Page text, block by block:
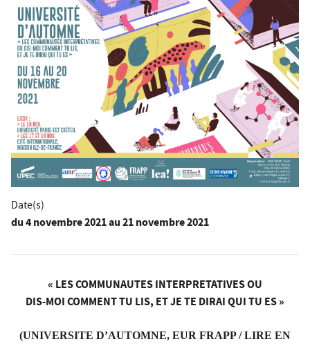
Date(s)
du4 novembre 2021au 21 novembre 2021
« LES COMMUNAUTES INTERPRETATIVES OU
DIS-MOI COMMENT TU LIS, ET JE TE DIRAI QUI TU ES»
(UNIVERSITE D’AUTOMNE, EUR FRAPP / LIRE EN